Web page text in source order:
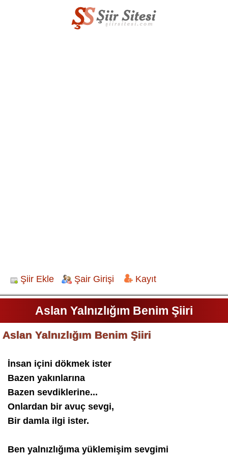
Şiir Ekle Şair Girişi Kayıt
Aslan Yalnızlığım Benim Şiiri
Aslan Yalnızlığım Benim Şiiri
İnsan içini dökmek ister
Bazen yakınlarına
Bazen sevdiklerine...
Onlardan bir avuç sevgi,
Bir damla ilgi ister.
Ben yalnızlığıma yüklemişim sevgimi